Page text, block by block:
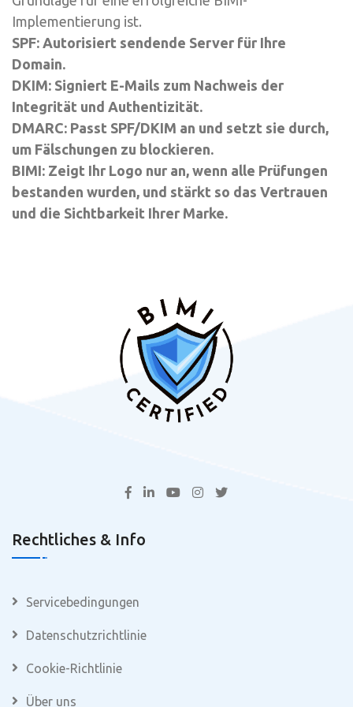
Implementierung ist.
SPF: Autorisiert sendende Server für Ihre
Domain.
DKIM: Signiert E-Mails zum Nachweis der
Integrität und Authentizität.
DMARC: Passt SPF/DKIM an und setzt sie durch,
um Fälschungen zu blockieren.
BIMI: Zeigt Ihr Logo nur an, wenn alle Prüfungen
bestanden wurden, und stärkt so das Vertrauen
und die Sichtbarkeit Ihrer Marke.
Rechtliches & Info
Servicebedingungen
Datenschutzrichtlinie
Cookie-Richtlinie
Über uns